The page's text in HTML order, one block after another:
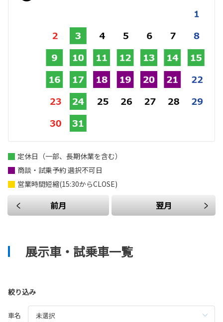
前月 翌月
定休日（一部、長期休業を含む）
商談・試乗予約 選択不可日
営業時間短縮(15:30からCLOSE)
展示車・試乗車一覧
絞り込み
車名